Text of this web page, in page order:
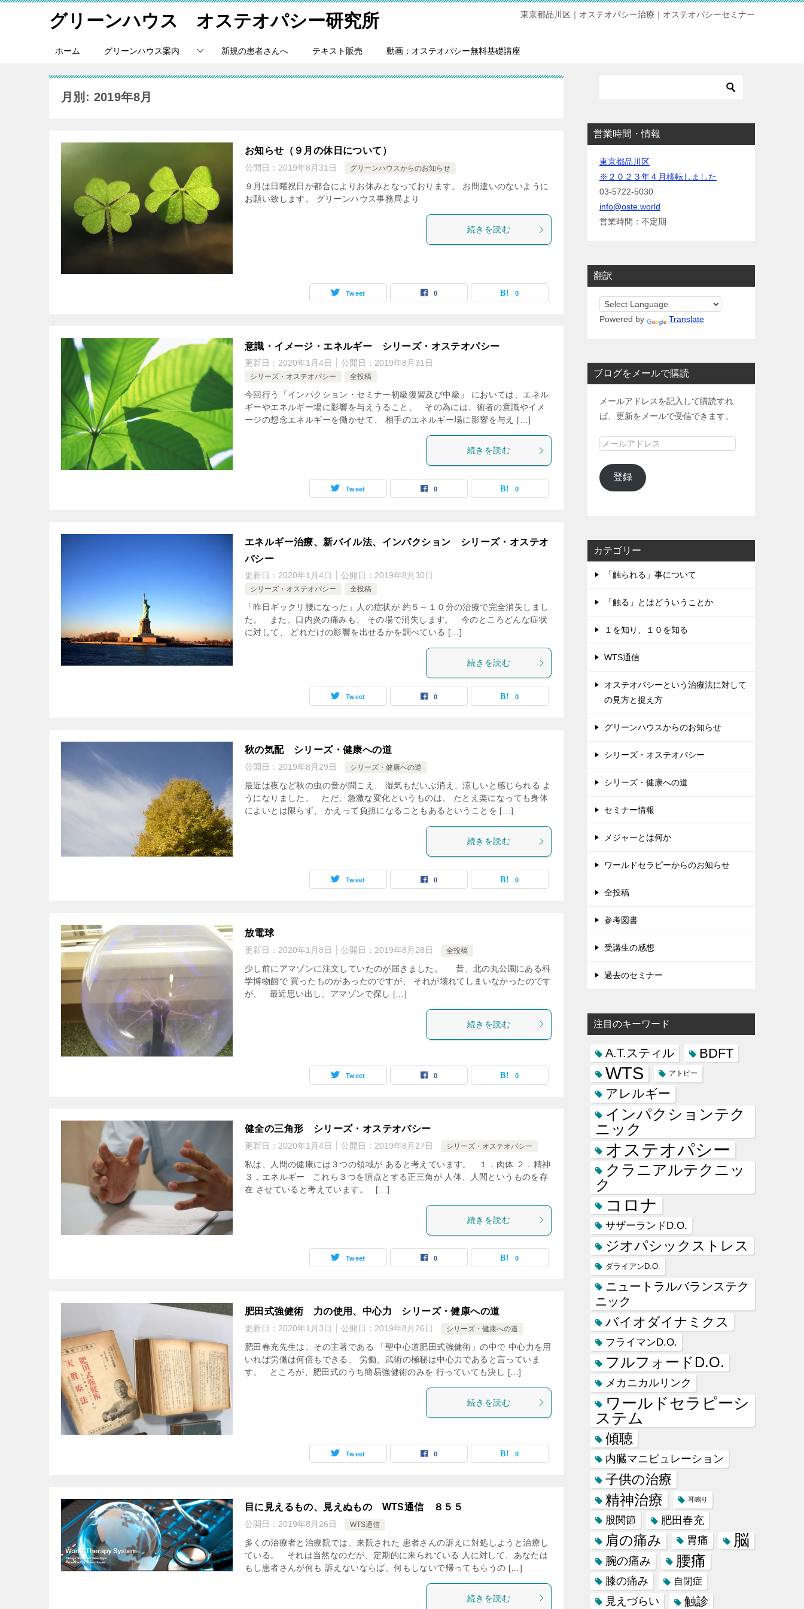
グリーンハウス オステオパシー研究所 東京都品川区｜オステオパシー治療｜オステオパシーセミナー
ホーム グリーンハウス案内 新規の患者さんへ テキスト販売 動画：オステオパシー無料基礎講座
月別: 2019年8月
お知らせ（９月の休日について）
公開日： 2019年8月31日 グリーンハウスからのお知らせ
９月は日曜祝日が都合によりお休みとなっております。 お間違いのないように
お願い致します。 グリーンハウス事務局より
続きを読む
Tweet 0 0
意識・イメージ・エネルギー シリーズ・オステオパシー
更新日： 2020年1月4日 公開日： 2019年8月31日
シリーズ・オステオパシー 全投稿
今回行う「インパクション・セミナー初級復習及び中級」 においては、エネル
ギーやエネルギー場に影響を与えうること、 その為には、術者の意識やイメ
ージの想念エネルギーを働かせて、 相手のエネルギー場に影響を与え […]
続きを読む
Tweet 0 0
エネルギー治療、新バイル法、インパクション シリーズ・オステオ
パシー
更新日： 2020年1月4日 公開日： 2019年8月30日
シリーズ・オステオパシー 全投稿
「昨日ギックリ腰になった」人の症状が 約５～１０分の治療で完全消失しまし
た。 また、口内炎の痛みも、 その場で消失します。 今のところどんな症状
に対して、 どれだけの影響を出せるかを調べている […]
続きを読む
Tweet 0 0
秋の気配 シリーズ・健康への道
公開日： 2019年8月29日 シリーズ・健康への道
最近は夜など秋の虫の音が聞こえ、 湿気もだいぶ消え、涼しいと感じられる よ
うになりました。 ただ、急激な変化というものは、 たとえ楽になっても身体
によいとは限らず、 かえって負担になることもあるということを […]
続きを読む
Tweet 0 0
放電球
更新日： 2020年1月8日 公開日： 2019年8月28日 全投稿
少し前にアマゾンに注文していたのが届きました。 昔、北の丸公園にある科
学博物館で 買ったものがあったのですが、 それが壊れてしまいなかったのです
が、 最近思い出し、アマゾンで探し […]
続きを読む
Tweet 0 0
健全の三角形 シリーズ・オステオパシー
更新日： 2020年1月4日 公開日： 2019年8月27日 シリーズ・オステオパシー
私は、人間の健康には３つの領域が あると考えています。 １．肉体 ２．精神
３．エネルギー これら３つを頂点とする正三角が 人体、人間というものを存
在 させていると考えています。 […]
続きを読む
Tweet 0 0
肥田式強健術 力の使用、中心力 シリーズ・健康への道
更新日： 2020年1月3日 公開日： 2019年8月26日 シリーズ・健康への道
肥田春充先生は、その主著である 「聖中心道肥田式強健術」の中で 中心力を用
いれば労働は何倍もできる、 労働、武術の極秘は中心力であると言っていま
す。 ところが、肥田式のうち簡易強健術のみを 行っていても決し […]
続きを読む
Tweet 0 0
目に見えるもの、見えぬもの WTS通信 ８５５
公開日： 2019年8月26日 WTS通信
多くの治療者と治療院では、来院された 患者さんの訴えに対処しようと治療し
ている。 それは当然なのだが、定期的に来られている 人に対して、あなたは
もし患者さんが何も 訴えないならば、何もしないで帰ってもらうの […]
続きを読む
営業時間・情報
東京都品川区
※２０２３年４月移転しました
03-5722-5030
info@oste.world
営業時間：不定期
翻訳
Powered by Translate
ブログをメールで購読
メールアドレスを記入して購読すれ
ば、更新をメールで受信できます。
メ
ル
ア
登録
カテゴリー
「触られる」事について
「触る」とはどういうことか
１を知り、１０を知る
WTS通信
オステオパシーという治療法に対して
の見方と捉え方
グリーンハウスからのお知らせ
シリーズ・オステオパシー
シリーズ・健康への道
セミナー情報
メジャーとは何か
ワールドセラピーからのお知らせ
全投稿
参考図書
受講生の感想
過去のセミナー
注目のキーワード
A.T.スティル BDFT
WTS アトピー
アレルギー
インパクションテク
ニック
オステオパシー
クラニアルテクニッ
ク
コロナ
サザーランドD.O.
ジオパシックストレス
ダライアンD.O.
ニュートラルバランステク
ニック
バイオダイナミクス
フライマンD.O.
フルフォードD.O.
メカニカルリンク
ワールドセラピーシ
ステム
傾聴
内臓マニピュレーション
子供の治療
精神治療 耳鳴り
股関節 肥田春充
肩の痛み 胃痛 脳
腕の痛み 腰痛
膝の痛み 自閉症
見えづらい 触診